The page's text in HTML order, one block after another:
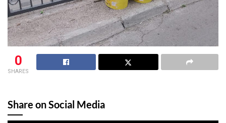
0
SHARES
Share on Social Media